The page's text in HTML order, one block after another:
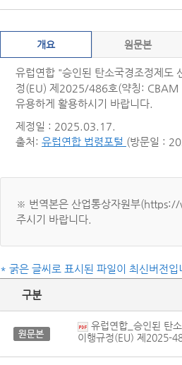
개요 원문본
유럽연합 "승인된 탄소국경조정제도
정(EU) 제2025/486호(약칭: CBAM
유용하게 활용하시기 바랍니다.
제정일 : 2025.03.17.
출처: 유럽연합 법령포털 (방문일 :
※ 번역본은 산업통상자원부
주시기 바랍니다.
* 굵은 글씨로 표시된 파일이 최신버전입
구분
유럽연합_승인된 탄
이행규정(EU) 제2025-